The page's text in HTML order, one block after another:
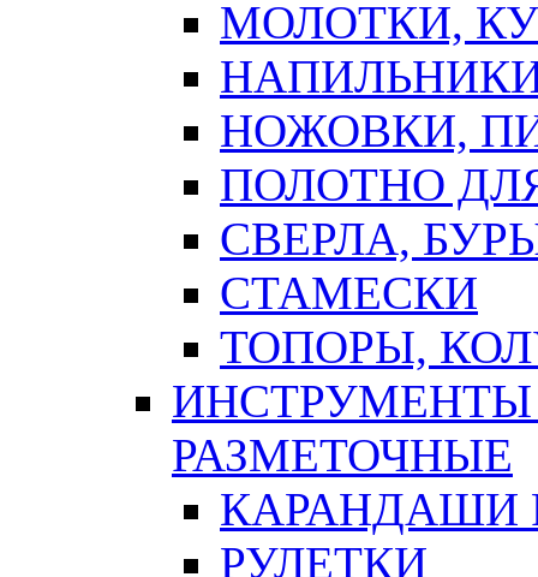
МОЛОТКИ,
НОЖОВКИ,
ПОЛОТНО
СВЕРЛА,
СТАМЕСКИ
ТОПОРЫ,
ИНСТРУМЕНТЫ
РАЗМЕТОЧНЫЕ
КАРАНДАШИ
РУЛЕТКИ